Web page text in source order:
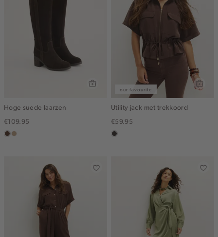
Hoge suede laarzen
€109.95
donkerbruin
zand
our favourite
Utility jack met trekkoord
€59.95
choco